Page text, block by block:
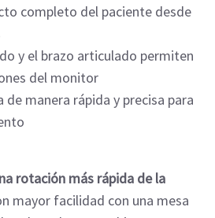
completo del paciente desde
y el brazo articulado permiten
del monitor
de manera rápida y precisa para
rotación más rápida de la
mayor facilidad con una mesa